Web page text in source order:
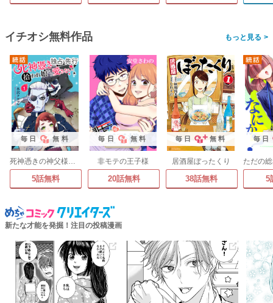
イチオシ無料作品 >
毎日 無料
死神憑きの神父様は、拾われ娘など愛さない
5話無料
毎日 無料
非モテの王子様
20話無料
毎日 無料
居酒屋ぼったくり
38話無料
毎日
5
新たな才能を発掘！注目の投稿漫画